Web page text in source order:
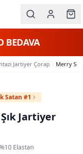
BEDAVA
Jartiyer Çorap Merry See
Satan #1
Jartiyer
Elastan